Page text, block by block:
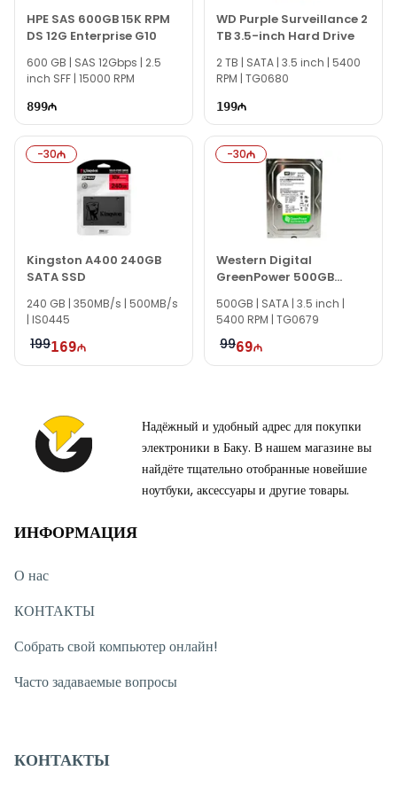
Мы всегда готовы ответить на все ваши вопросы по модели
Western Digital 500GB WD Blue 2.5-inch HDD через
онлайн-поддержку на нашем сайте.
отправить сообщение на наш WhatsApp.
Спасибо за ваш интерес к нам!
HPE SAS 600GB 15K RPM
DS 12G Enterprise G10
600 GB | SAS 12Gbps | 2.5
inch SFF | 15000 RPM
899
WD Purple Surveillance 2
TB 3.5-inch Hard Drive
2 TB | SATA | 3.5 inch | 5400
RPM | TG0680
199
-30
Kingston A400 240GB
SATA SSD
240 GB | 350MB/s | 500MB/s
| IS0445
199169
-30
Western Digital
GreenPower 500GB
WD500AVDS
500GB | SATA | 3.5 inch |
5400 RPM | TG0679
9969
Надёжный и удобный адрес для покупки
электроники в Баку. В нашем магазине вы
найдёте тщательно отобранные новейшие
ноутбуки, аксессуары и другие товары.
ИНФОРМАЦИЯ
О нас
КОНТАКТЫ
Собрать свой компьютер онлайн!
Часто задаваемые вопросы
КОНТАКТЫ